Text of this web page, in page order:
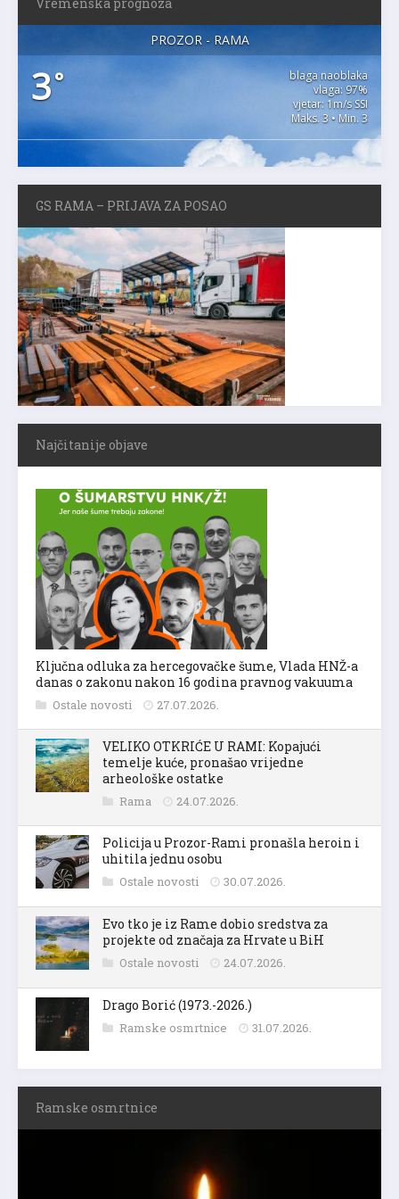
PROZOR - RAMA
3°
blaga naoblaka
vlaga: 97%
vjetar: 1m/s SSI
Maks. 3 • Min. 3
GS RAMA – PRIJAVA ZA POSAO
Najčitanije objave
Ključna odluka za hercegovačke šume, Vlada HNŽ-a
danas o zakonu nakon 16 godina pravnog vakuuma
Ostale novosti 27.07.2026.
VELIKO OTKRIĆE U RAMI: Kopajući
temelje kuće, pronašao vrijedne
arheološke ostatke
Rama 24.07.2026.
Policija u Prozor-Rami pronašla heroin i
uhitila jednu osobu
Ostale novosti 30.07.2026.
Evo tko je iz Rame dobio sredstva za
projekte od značaja za Hrvate u BiH
Ostale novosti 24.07.2026.
Drago Borić (1973.-2026.)
Ramske osmrtnice 31.07.2026.
Ramske osmrtnice